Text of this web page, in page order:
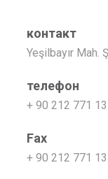
контакт
Yeşilbayır Mah.
телефон
+ 90 212 771 13
Fax
+ 90 212 771 13